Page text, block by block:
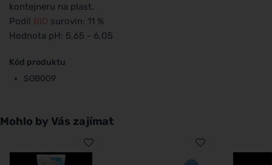
kontejneru na plast.
Podíl BIO surovin: 11 %
Hodnota pH: 5,65 - 6,05
Kód produktu
SOB009
Mohlo by Vás zajímat